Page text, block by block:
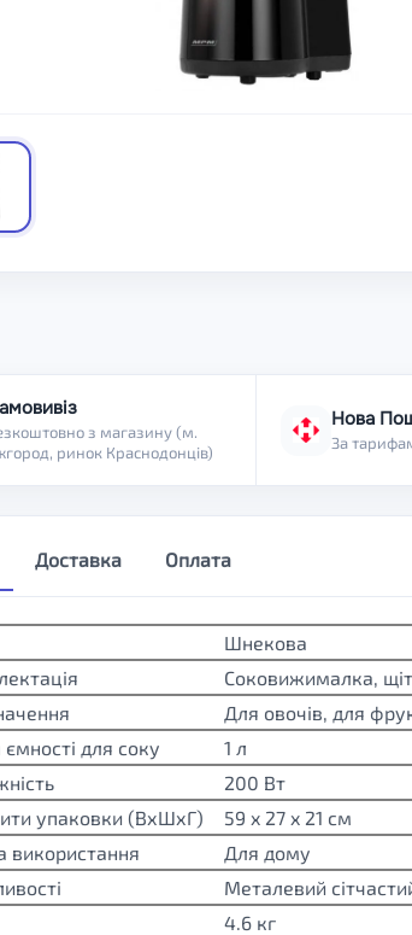
з магазину (м.
ринок Краснодонців)
Нова
За
Доставка Оплата
Шнекова
Соковижималка,
Для овочів, для
для соку
1 л
200 Вт
упаковки (ВхШхГ)
59 x 27 x 21 см
використання
Для дому
Металевий
4.6 кг